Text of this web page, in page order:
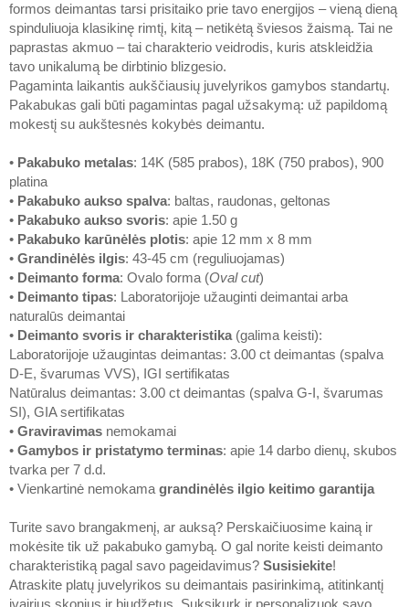
formos deimantas tarsi prisitaiko prie tavo energijos – vieną dieną
spinduliuoja klasikinę rimtį, kitą – netikėtą šviesos žaismą. Tai ne
paprastas akmuo – tai charakterio veidrodis, kuris atskleidžia
tavo unikalumą be dirbtinio blizgesio.
Pagaminta laikantis aukščiausių juvelyrikos gamybos standartų.
Pakabukas gali būti pagamintas pagal užsakymą: už papildomą
mokestį su aukštesnės kokybės deimantu.
• Pakabuko metalas: 14K (585 prabos), 18K (750 prabos), 900
platina
• Pakabuko aukso spalva: baltas, raudonas, geltonas
• Pakabuko aukso svoris: apie 1.50 g
• Pakabuko karūnėlės plotis: apie 12 mm x 8 mm
• Grandinėlės ilgis: 43-45 cm (reguliuojamas)
• Deimanto forma: Ovalo forma (Oval cut)
• Deimanto tipas: Laboratorijoje užauginti deimantai arba
naturalūs deimantai
• Deimanto svoris ir charakteristika (galima keisti):
Laboratorijoje užaugintas deimantas: 3.00 ct deimantas (spalva
D-E, švarumas VVS), IGI sertifikatas
Natūralus deimantas: 3.00 ct deimantas (spalva G-I, švarumas
SI), GIA sertifikatas
• Graviravimas nemokamai
• Gamybos ir pristatymo terminas: apie 14 darbo dienų, skubos
tvarka per 7 d.d.
• Vienkartinė nemokama grandinėlės ilgio keitimo garantija
Turite savo brangakmenį, ar auksą? Perskaičiuosime kainą ir
mokėsite tik už pakabuko gamybą. O gal norite keisti deimanto
charakteristiką pagal savo pageidavimus? Susisiekite!
Atraskite platų juvelyrikos su deimantais pasirinkimą, atitinkantį